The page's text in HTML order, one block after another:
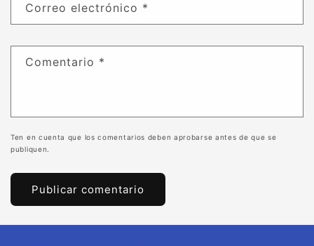
Correo electrónico *
Comentario *
Ten en cuenta que los comentarios deben aprobarse antes de que se
publiquen.